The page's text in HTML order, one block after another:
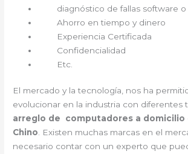
diagnóstico de fallas software o
Ahorro en tiempo y dinero
Experiencia Certificada
Confidencialidad
Etc.
El mercado y la tecnología, nos ha
evolucionar en la industria con diferentes
arreglo de computadores a domicilio
Chino. Existen muchas marcas en el
necesario contar con un experto que